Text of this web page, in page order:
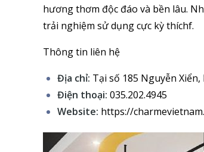
hương thơm độc đáo và bền lâu.
trải nghiệm sử dụng cực kỳ thíchf.
Thông tin liên hệ
Địa chỉ: Tại số 185 Nguyễn
Điện thoại: 035.202.4945
Website: https://